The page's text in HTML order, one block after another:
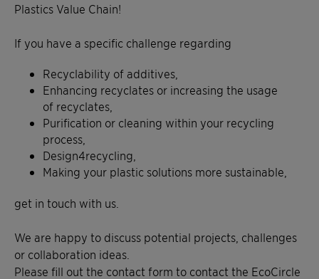
Plastics Value Chain!
If you have a specific challenge regarding
Recyclability of additives,
Enhancing recyclates or increasing the usage
of recyclates,
Purification or cleaning within your recycling
process,
Design4recycling,
Making your plastic solutions more sustainable,
get in touch with us.
We are happy to discuss potential projects, challenges
or collaboration ideas.
Please fill out the contact form to contact the EcoCircle